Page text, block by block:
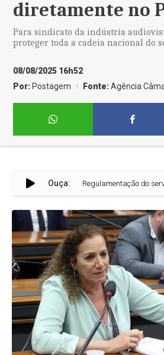
diretamente no
Para sindicato da indústria
proteger toda a cadeia nacional do
08/08/2025 16h52
Por: Postagem Fonte:Agência
Ouça:Regulamentação do serviço